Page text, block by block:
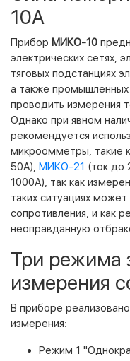
10А
Прибор МИКО-10
электрических сетях,
тяговых подстанциях
а также промышленных
проводить измерения
Однако при явном
рекомендуется
микроомметры, такие
50А), МИКО-21 (ток до
1000А), так как
таких ситуациях
сопротивления, и как
неоправданную
Три режима
измерения
В приборе
измерения:
Режим 1